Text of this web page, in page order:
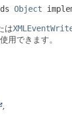
Object
は
用できます。